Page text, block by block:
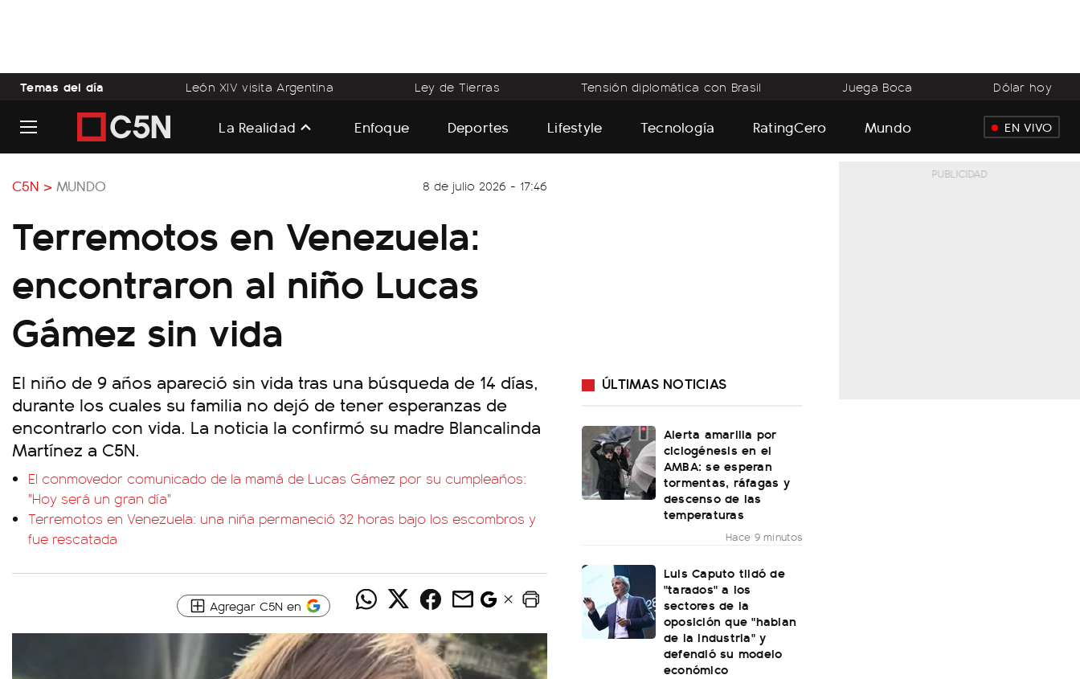
Temas del día León XIV visita Argentina Ley de Tierras Tensión diplomática con Brasil Juega Boca Dólar hoy
La Realidad Enfoque Deportes Lifestyle Tecnología RatingCero Mundo EN VIVO
C5N > MUNDO 8 de julio 2026 - 17:46
Terremotos en Venezuela:
encontraron al niño Lucas
Gámez sin vida
El niño de 9 años apareció sin vida tras una búsqueda de 14 días,
durante los cuales su familia no dejó de tener esperanzas de
encontrarlo con vida. La noticia la confirmó su madre Blancalinda
Martínez a C5N.
El conmovedor comunicado de la mamá de Lucas Gámez por su cumpleaños:
"Hoy será un gran día"
Terremotos en Venezuela: una niña permaneció 32 horas bajo los escombros y
fue rescatada
Agregar C5N en
ÚLTIMAS NOTICIAS
Alerta amarilla por
ciclogénesis en el
AMBA: se esperan
tormentas, ráfagas y
descenso de las
temperaturas
Hace 9 minutos
Luis Caputo tildó de
"tarados" a los
sectores de la
oposición que "hablan
de la industria" y
defendió su modelo
económico